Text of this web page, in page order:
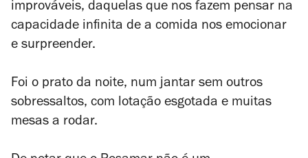
improváveis, daquelas que nos fazem pensar na
capacidade infinita de a comida nos emocionar
e surpreender.
Foi o prato da noite, num jantar sem outros
sobressaltos, com lotação esgotada e muitas
mesas a rodar.